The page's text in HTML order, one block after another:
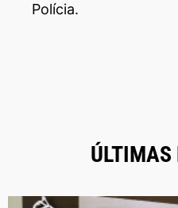
Polícia.